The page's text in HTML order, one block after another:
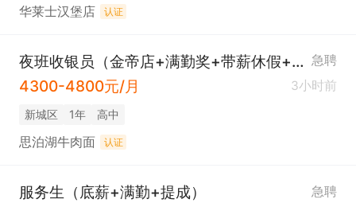
华莱士汉堡店 认证
夜班收银员（金帝店+满勤奖+带薪休假+绩效+工龄奖） 急聘
4300-4800元/月 3小时前
新城区 1年 高中
思泊湖牛肉面 认证
服务生（底薪+满勤+提成） 急聘